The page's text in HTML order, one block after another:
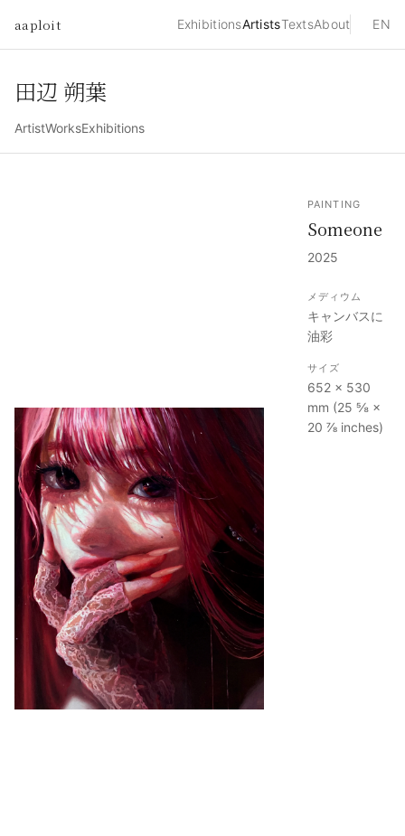
aaploit ExhibitionsArtistsTextsAbout EN
田辺 朔葉
ArtistWorksExhibitions
PAINTING
Someone
2025
メディウム
キャンバスに
油彩
サイズ
652 × 530
mm (25 ⅝ ×
20 ⅞ inches)